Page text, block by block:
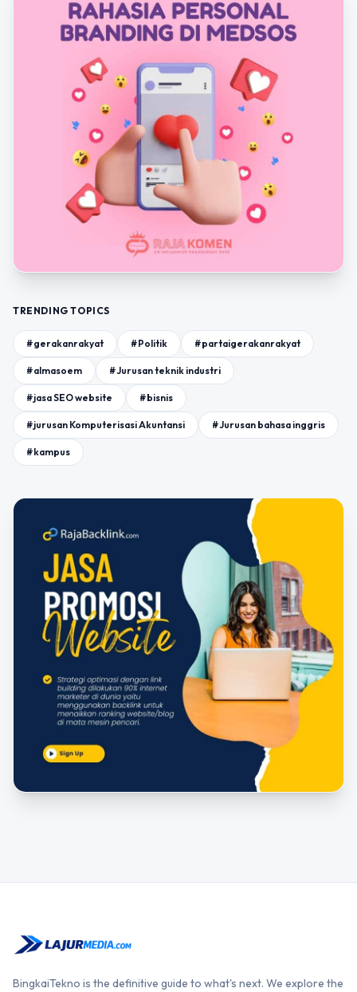
TRENDING TOPICS
#gerakanrakyat #Politik #partaigerakanrakyat
#almasoem #Jurusan teknik industri
#jasa SEO website #bisnis
#jurusan Komputerisasi Akuntansi #Jurusan bahasa inggris
#kampus
BingkaiTekno is the definitive guide to what's next. We explore the